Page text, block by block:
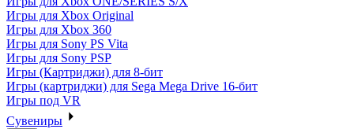
Игры для Xbox Original
Игры для Xbox 360
Игры для Sony PS Vita
Игры для Sony PSP
Игры (Картриджи) для 8-бит
Игры (картриджи) для Sega Mega Drive 16-бит
Игры под VR
Сувениры